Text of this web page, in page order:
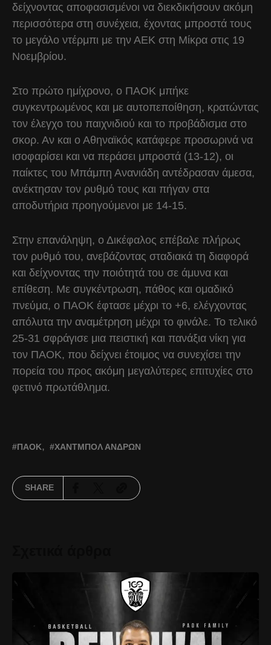
δείχνοντας αποφασισμένοι να διεκδικήσουν ακόμη
περισσότερα στη συνέχεια, έχοντας μπροστά τους
το μεγάλο ντέρμπι με την ΑΕΚ στη Μίκρα στις 19
Νοεμβρίου.
Στο πρώτο ημίχρονο, ο ΠΑΟΚ μπήκε
συγκεντρωμένος και με αυτοπεποίθηση, κρατώντας
τον έλεγχο του παιχνιδιού και το προβάδισμα στο
σκορ. Αν και ο Αθηναϊκός κατάφερε προσωρινά να
ισοφαρίσει και να περάσει μπροστά (13-12), οι
παίκτες του Μπάμπη Ανανιάδη αντέδρασαν άμεσα,
ανέκτησαν τον ρυθμό τους και πήγαν στα
αποδυτήρια προηγούμενοι με 14-15.
Στην επανάληψη, ο Δικέφαλος επέβαλε πλήρως
τον ρυθμό του, ανεβάζοντας σταδιακά τη διαφορά
και δείχνοντας την ποιότητά του σε άμυνα και
επίθεση. Με συγκέντρωση, πάθος και ομαδικό
πνεύμα, ο ΠΑΟΚ έφτασε μέχρι το +6, ελέγχοντας
απόλυτα την αναμέτρηση μέχρι το φινάλε. Το τελικό
25-31 σφράγισε μια πειστική και πανάξια νίκη για
τον ΠΑΟΚ, που δείχνει έτοιμος να συνεχίσει την
πορεία του προς ακόμη μεγαλύτερες επιτυχίες στο
φετινό πρωτάθλημα.
ΠΑΟΚ ΧΆΝΤΜΠΟΛ ΑΝΔΡΏΝ
SHARE